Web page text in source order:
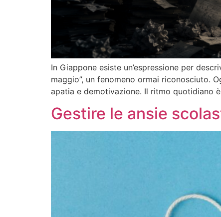
In Giappone esiste un’espressione per
maggio”, un fenomeno ormai riconosciuto.
apatia e demotivazione. Il ritmo quotidiano
Gestire le ansie